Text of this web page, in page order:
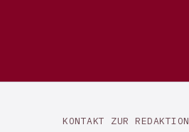
KONTAKT ZUR REDAKTION